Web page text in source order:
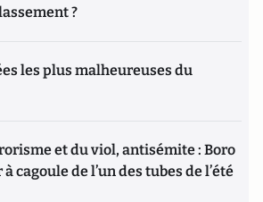
?
les plus malheureuses du
et du viol, antisémite : Boro
cagoule de l’un des tubes de l’été